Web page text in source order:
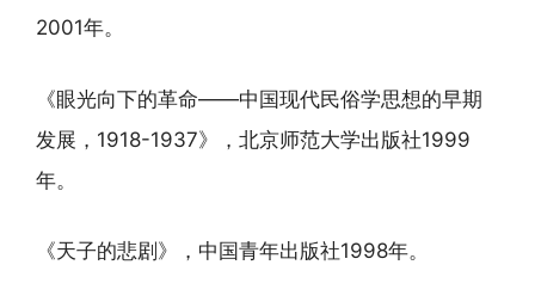
2001年。
《眼光向下的革命——中国现代民俗学思想的早期
发展，1918-1937》，北京师范大学出版社1999
年。
《天子的悲剧》，中国青年出版社1998年。